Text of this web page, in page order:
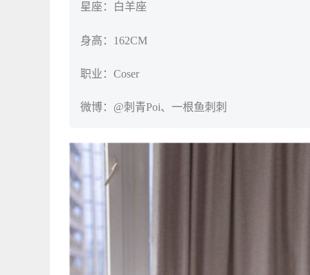
星座：白羊座
身高：162CM
职业：Coser
微博：@刺青Poi、一根鱼刺刺